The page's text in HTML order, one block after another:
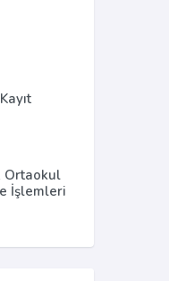
Ortaokul
İşlemleri